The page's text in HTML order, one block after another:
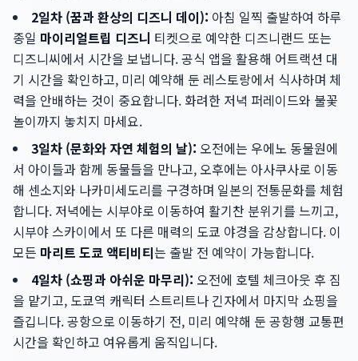
2일차 (꿈과 환상의 디즈니 데이): 아침 일찍 출발하여 하루
종일 마이리얼트립 디즈니 티켓으로 예약한 디즈니랜드 또는
디즈니씨에서 시간을 보냅니다. 공식 앱을 활용해 어트랙션 대
기 시간을 확인하고, 미리 예약해 둔 레스토랑에서 식사하며 체
력을 안배하는 것이 중요합니다. 화려한 저녁 퍼레이드와 불꽃
놀이까지 놓치지 마세요.
3일차 (문화와 자연 체험의 날): 오전에는 우에노 동물원에
서 아이들과 함께 동물들을 만나고, 오후에는 아사쿠사로 이동
해 센소지와 나카미세도리를 구경하며 일본의 전통문화를 체험
합니다. 저녁에는 시부야로 이동하여 활기찬 분위기를 느끼고,
시부야 스카이에서 또 다른 매력의 도쿄 야경을 감상합니다. 이
모든 마리트 도쿄 액티비티는 출발 전 예약이 가능합니다.
4일차 (쇼핑과 아쉬운 마무리): 오전에 호텔 체크아웃 후 짐
을 맡기고, 도쿄역 캐릭터 스트리트나 긴자에서 마지막 쇼핑을
즐깁니다. 공항으로 이동하기 전, 미리 예약해 둔 공항행 교통편
시간을 확인하고 여유롭게 움직입니다.